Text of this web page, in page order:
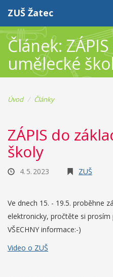
ZUŠ Žatec
Článek:
umělecké
Úvod Články
ZÁPIS do
školy
4. 5. 2023 ZUŠ
Ve dnech 15. - 19.5. proběhne
elektronicky, pročtěte si
VŠECHNY informace:-)
Video o ZUŠ